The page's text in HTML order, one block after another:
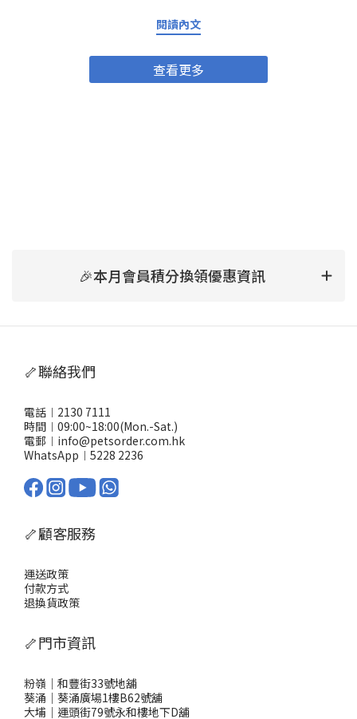
NMN補充就係幫助身體增加NAD+水平，提昇能量、抗氧化、加速新
陳代謝同免疫力提升。唔單止人類，係動物身上都有正面效果。
NMN對寵物的好處——由內到外全面提升毛孩健康狀態抗衰老、保持
活力 隨年齡增長，貓狗身體機能會慢慢退化。NMN可以維持細胞能
症。多種維他命B群（B1、B2、B6、B12）、維他命C 支持能量新
食，比較細隻或者唔咬得膠囊嘅毛孩更易接受。熱烈推薦：點解要
優先選用AKANE NMN健康補助食品？有NMN、益生菌、葡萄糖胺
孩更見效果：活動力提升、毛髮更靚、水腫、關節僵硬等症狀減輕
要寵物每日活力充沛、健康有保障，AKANE貓狗合用NMN健康補助
食品 係主人嘅最佳選擇！由內到外提升毛孩質素，幫你守護佢哋每
閱讀內文
查看更多
🎉本月會員積分換領優惠資訊
🦴聯絡我們
電話︱2130 7111
時間︱09:00~18:00(Mon.-Sat.)
電郵︱info@petsorder.com.hk
WhatsApp︱ 5228 2236
🦴顧客服務
運送政策
付款方式
退換貨政策
🦴門市資訊
粉嶺｜和豐街33號地舖
葵涌｜葵涌廣場1樓B62號舖
大埔｜運頭街79號永和樓地下D舖